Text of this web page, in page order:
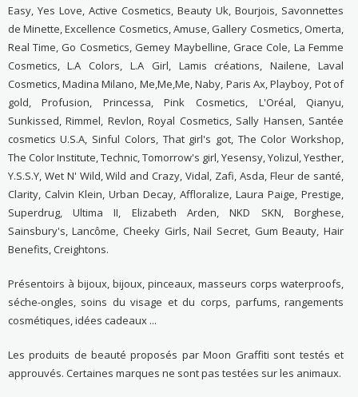
Easy, Yes Love, Active Cosmetics, Beauty Uk, Bourjois, Savonnettes
de Minette, Excellence Cosmetics, Amuse, Gallery Cosmetics, Omerta,
Real Time, Go Cosmetics, Gemey Maybelline, Grace Cole, La Femme
Cosmetics, L.A Colors, L.A Girl, Lamis créations, Nailene, Laval
Cosmetics, Madina Milano, Me,Me,Me, Naby, Paris Ax, Playboy, Pot of
gold, Profusion, Princessa, Pink Cosmetics, L'Oréal, Qianyu,
Sunkissed, Rimmel, Revlon, Royal Cosmetics, Sally Hansen, Santée
cosmetics U.S.A, Sinful Colors, That girl's got, The Color Workshop,
The Color Institute, Technic, Tomorrow's girl, Yesensy, Yolizul, Yesther,
Y.S.S.Y, Wet N' Wild, Wild and Crazy, Vidal, Zafi, Asda, Fleur de santé,
Clarity, Calvin Klein, Urban Decay, Affloralize, Laura Paige, Prestige,
Superdrug, Ultima II, Elizabeth Arden, NKD SKN, Borghese,
Sainsbury's, Lancôme, Cheeky Girls, Nail Secret, Gum Beauty, Hair
Benefits, Creightons.
Présentoirs à bijoux, bijoux, pinceaux, masseurs corps waterproofs,
séche-ongles, soins du visage et du corps, parfums, rangements
cosmétiques, idées cadeaux ...
Les produits de beauté proposés par Moon Graffiti sont testés et
approuvés. Certaines marques ne sont pas testées sur les animaux.